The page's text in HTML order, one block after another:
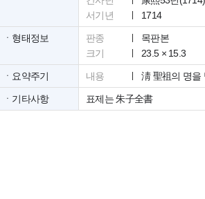
서기년
1714
ㆍ형태정보 판종
목판본
크기
23.5 × 15.3
ㆍ요약주기 내용 淸 聖祖의 명을
ㆍ기타사항 표제는 朱子全書